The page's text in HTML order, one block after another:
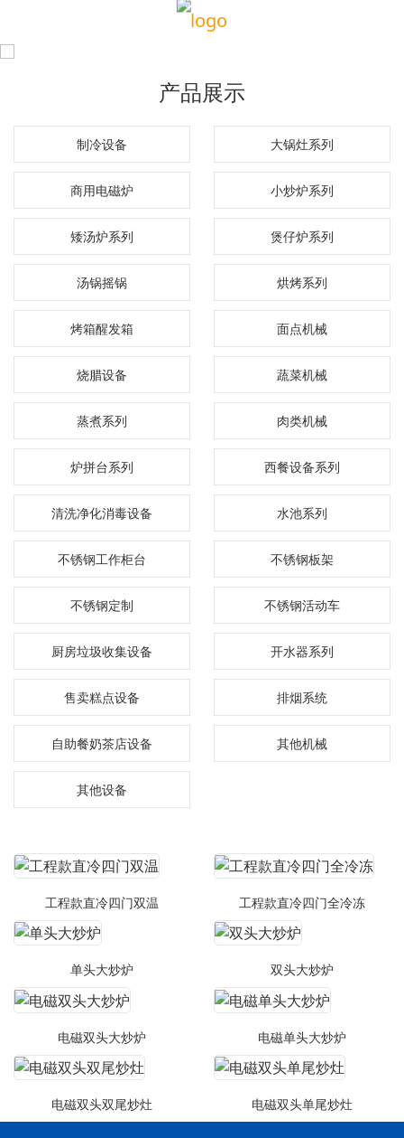
产品展示
制冷设备 大锅灶系列
商用电磁炉 小炒炉系列
矮汤炉系列 煲仔炉系列
汤锅摇锅 烘烤系列
烤箱醒发箱 面点机械
烧腊设备 蔬菜机械
蒸煮系列 肉类机械
炉拼台系列 西餐设备系列
清洗净化消毒设备 水池系列
不锈钢工作柜台 不锈钢板架
不锈钢定制 不锈钢活动车
厨房垃圾收集设备 开水器系列
售卖糕点设备 排烟系统
自助餐奶茶店设备 其他机械
其他设备
工程款直冷四门双温 工程款直冷四门全冷冻
单头大炒炉 双头大炒炉
电磁双头大炒炉 电磁单头大炒炉
电磁双头双尾炒灶 电磁双头单尾炒灶